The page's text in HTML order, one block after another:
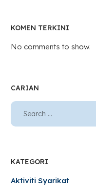
KOMEN TERKINI
No comments to show.
CARIAN
KATEGORI
Aktiviti Syarikat